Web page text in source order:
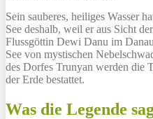
Sein sauberes, heiliges Wasser
See deshalb, weil er aus Sicht
Flussgöttin Dewi Danu im
See von mystischen
des Dorfes Trunyan werden die
der Erde bestattet.
Was die Legende